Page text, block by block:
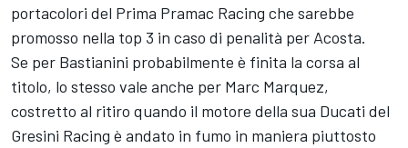
portacolori del Prima Pramac Racing che sarebbe
promosso nella top 3 in caso di penalità per Acosta.
Se per Bastianini probabilmente è finita la corsa al
titolo, lo stesso vale anche per Marc Marquez,
costretto al ritiro quando il motore della sua Ducati del
Gresini Racing è andato in fumo in maniera piuttosto